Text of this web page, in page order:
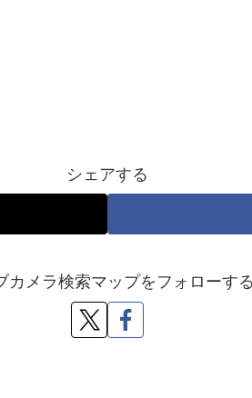
シェアする
カメラ検索マップをフォローする